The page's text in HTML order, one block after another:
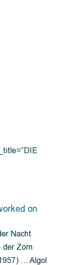
on
Nacht
Zorn
… Algol